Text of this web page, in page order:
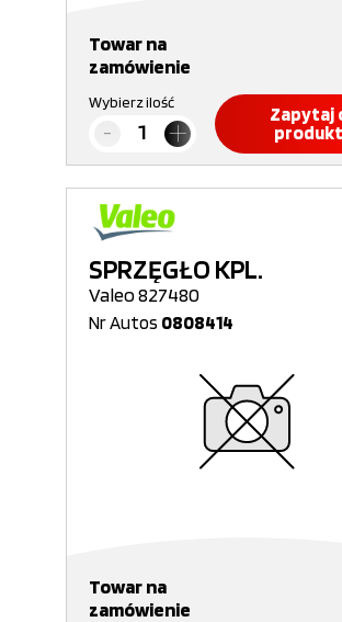
Towar na
zamówienie
Wybierz ilość
Zapytaj
produkt
SPRZĘGŁO KPL.
Valeo 827480
Nr Autos 0808414
Towar na
zamówienie